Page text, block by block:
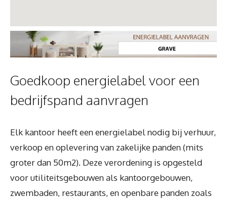
Goedkoop energielabel voor een
bedrijfspand aanvragen
Elk kantoor heeft een energielabel nodig bij verhuur,
verkoop en oplevering van zakelijke panden (mits
groter dan 50m2). Deze verordening is opgesteld
voor utiliteitsgebouwen als kantoorgebouwen,
zwembaden, restaurants, en openbare panden zoals